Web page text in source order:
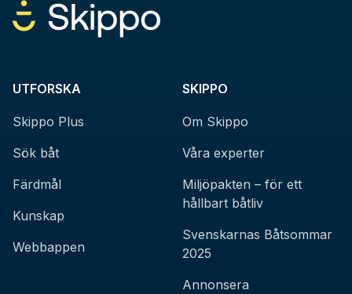
UTFORSKA
Skippo Plus
Sök båt
Färdmål
Kunskap
Webbappen
SKIPPO
Om Skippo
Våra experter
Miljöpakten – för ett
hållbart båtliv
Svenskarnas Båtsommar
2025
Annonsera